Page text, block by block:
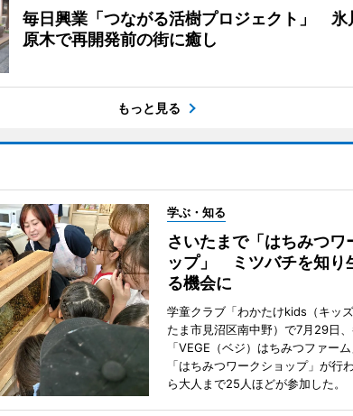
毎日興業「つながる活樹プロジェクト」 氷
原木で再開発前の街に癒し
もっと見る
学ぶ・知る
さいたまで「はちみつワ
ップ」 ミツバチを知り
る機会に
学童クラブ「わかたけkids（キッ
たま市見沼区南中野）で7月29日
「VEGE（ベジ）はちみつファー
「はちみつワークショップ」が行
ら大人まで25人ほどが参加した。